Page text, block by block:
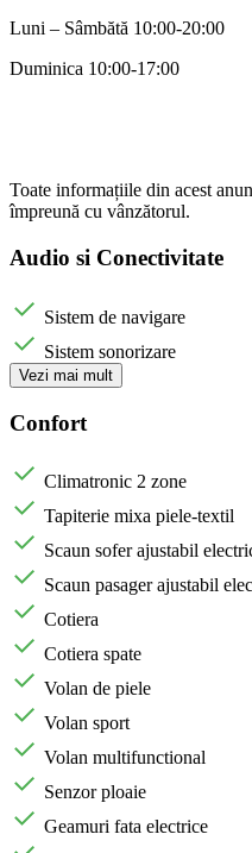
Luni – Sâmbătă 10:00-20:00
Duminica 10:00-17:00
Toate informațiile din acest
împreună cu vânzătorul.
Audio si Conectivitate
Sistem de navigare
Sistem sonorizare
Vezi mai mult
Confort
Climatronic 2 zone
Tapiterie mixa piele-textil
Scaun sofer ajustabil
Scaun pasager ajustabil
Cotiera
Cotiera spate
Volan de piele
Volan sport
Volan multifunctional
Senzor ploaie
Geamuri fata electrice